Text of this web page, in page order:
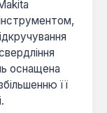
оснащена
її